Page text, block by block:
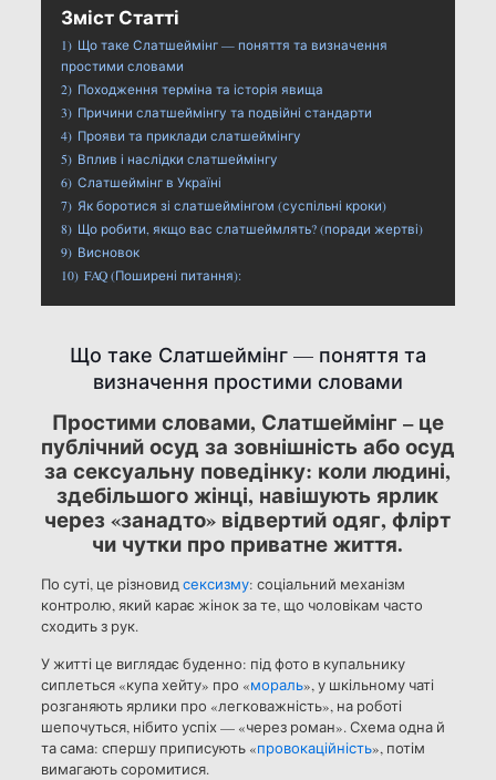
Зміст Статті
1) Що таке Слатшеймінг — поняття та визначення
простими словами
2) Походження терміна та історія явища
3) Причини слатшеймінгу та подвійні стандарти
4) Прояви та приклади слатшеймінгу
5) Вплив і наслідки слатшеймінгу
6) Слатшеймінг в Україні
7) Як боротися зі слатшеймінгом (суспільні кроки)
8) Що робити, якщо вас слатшеймлять? (поради жертві)
9) Висновок
10) FAQ (Поширені питання):
Що таке Слатшеймінг — поняття та
визначення простими словами
Простими словами, Слатшеймінг – це
публічний осуд за зовнішність або осуд
за сексуальну поведінку: коли людині,
здебільшого жінці, навішують ярлик
через «занадто» відвертий одяг, флірт
чи чутки про приватне життя.
По суті, це різновидсексизму: соціальний механізм
контролю, який карає жінок за те, що чоловікам часто
сходить з рук.
У житті це виглядає буденно: під фото в купальнику
сиплеться «купа хейту» про «мораль», у шкільному чаті
розганяють ярлики про «легковажність», на роботі
шепочуться, нібито успіх — «через роман». Схема одна й
та сама: спершу приписують «провокаційність», потім
вимагають соромитися.